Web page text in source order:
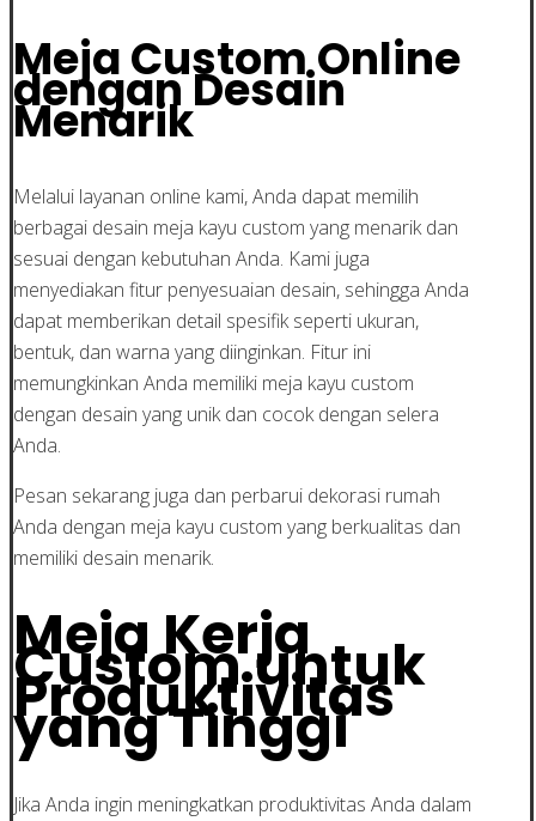
Meja Custom Online
dengan Desain
Menarik
Melalui layanan online kami, Anda dapat memilih
berbagai desain meja kayu custom yang menarik dan
sesuai dengan kebutuhan Anda. Kami juga
menyediakan fitur penyesuaian desain, sehingga Anda
dapat memberikan detail spesifik seperti ukuran,
bentuk, dan warna yang diinginkan. Fitur ini
memungkinkan Anda memiliki meja kayu custom
dengan desain yang unik dan cocok dengan selera
Anda.
Pesan sekarang juga dan perbarui dekorasi rumah
Anda dengan meja kayu custom yang berkualitas dan
memiliki desain menarik.
Meja Kerja
Custom untuk
Produktivitas
yang Tinggi
Jika Anda ingin meningkatkan produktivitas Anda dalam